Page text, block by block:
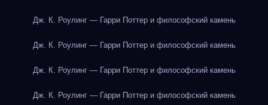
Дж. К. Роулинг — Гарри Поттер и философский камень
Дж. К. Роулинг — Гарри Поттер и философский камень
Дж. К. Роулинг — Гарри Поттер и философский камень
Дж. К. Роулинг — Гарри Поттер и философский камень